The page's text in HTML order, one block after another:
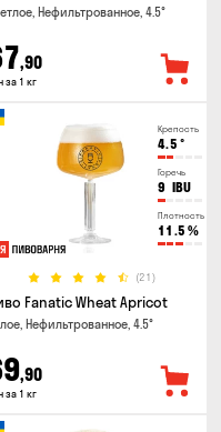
Нефильтрованное, 4.5°
,90
за 1 кг
Крепость
4.5 °
Горечь
9 IBU
Плотность
11.5 %
(21)
Fanatic Wheat Apricot
Нефильтрованное, 4.5°
,90
за 1 кг